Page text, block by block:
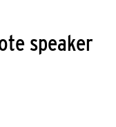
speaker